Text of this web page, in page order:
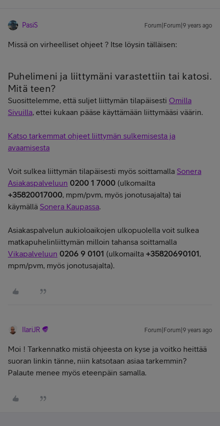
PasiS Forum|Forum|9 years ago
Missä on virheelliset ohjeet ? Itse löysin tälläisen:
Puhelimeni ja liittymäni varastettiin tai katosi.
Mitä teen?
Suosittelemme, että suljet liittymän tilapäisesti Omilla
Sivuilla, ettei kukaan pääse käyttämään liittymääsi väärin.
Katso tarkemmat ohjeet liittymän sulkemisesta ja
avaamisesta
Voit sulkea liittymän tilapäisesti myös soittamalla Sonera
Asiakaspalveluun 0200 1 7000 (ulkomailta
+35820017000, mpm/pvm, myös jonotusajalta) tai
käymällä Sonera Kaupassa.
Asiakaspalvelun aukioloaikojen ulkopuolella voit sulkea
matkapuhelinliittymän milloin tahansa soittamalla
Vikapalveluun 0206 9 0101 (ulkomailta +35820690101,
mpm/pvm, myös jonotusajalta).
IlariJR Forum|Forum|9 years ago
Moi ! Tarkennatko mistä ohjeesta on kyse ja voitko heittää
suoran linkin tänne, niin katsotaan asiaa tarkemmin?
Palaute menee myös eteenpäin samalla.